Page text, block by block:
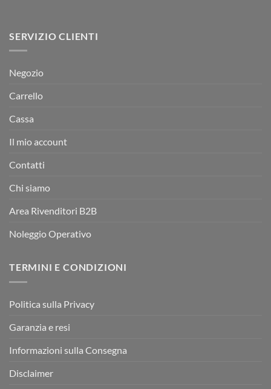
SERVIZIO CLIENTI
Negozio
Carrello
Cassa
Il mio account
Contatti
Chi siamo
Area Rivenditori B2B
Noleggio Operativo
TERMINI E CONDIZIONI
Politica sulla Privacy
Garanzia e resi
Informazioni sulla Consegna
Disclaimer